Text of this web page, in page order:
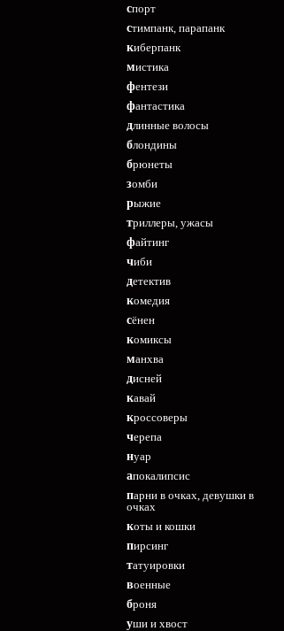
спорт
стимпанк, парапанк
киберпанк
мистика
фентези
фантастика
длинные волосы
блондины
брюнеты
зомби
рыжие
триллеры, ужасы
файтинг
чиби
детектив
комедия
сёнен
комиксы
манхва
дисней
кавай
кроссоверы
черепа
нуар
апокалипсис
парни в очках, девушки в
очках
коты и кошки
пирсинг
татуировки
военные
броня
уши и хвост